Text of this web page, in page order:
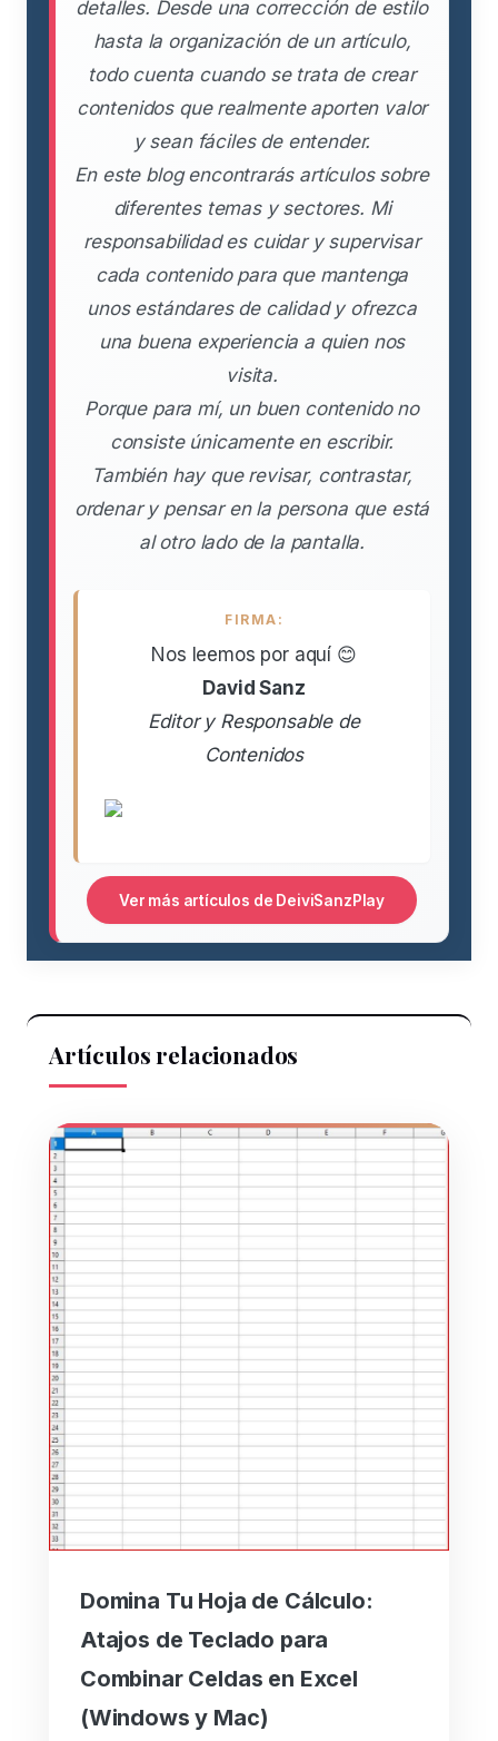
detalles. Desde una corrección de estilo
hasta la organización de un artículo,
todo cuenta cuando se trata de crear
contenidos que realmente aporten valor
y sean fáciles de entender.
En este blog encontrarás artículos sobre
diferentes temas y sectores. Mi
responsabilidad es cuidar y supervisar
cada contenido para que mantenga
unos estándares de calidad y ofrezca
una buena experiencia a quien nos
visita.
Porque para mí, un buen contenido no
consiste únicamente en escribir.
También hay que revisar, contrastar,
ordenar y pensar en la persona que está
al otro lado de la pantalla.
FIRMA:
Nos leemos por aquí 😊
David Sanz
Editor y Responsable de
Contenidos
Ver más artículos de DeiviSanzPlay
Artículos relacionados
Domina Tu Hoja de Cálculo:
Atajos de Teclado para
Combinar Celdas en Excel
(Windows y Mac)